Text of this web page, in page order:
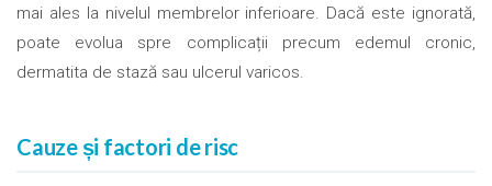
mai ales la nivelul membrelor inferioare. Dacă este ignorată,
poate evolua spre complicații precum edemul cronic,
dermatita de stază sau ulcerul varicos.
Cauze și factori de risc